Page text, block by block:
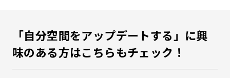
「自分空間をアップデートする」に興
味のある方はこちらもチェック！